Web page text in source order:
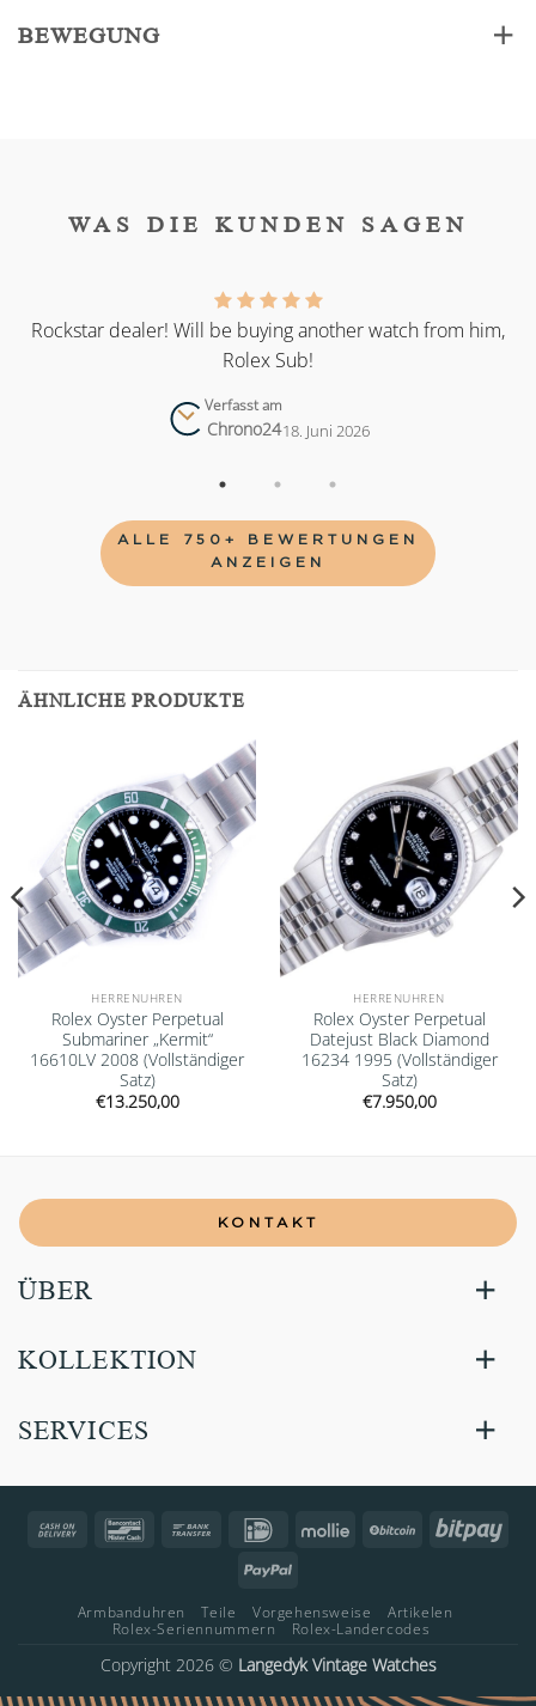
BEWEGUNG
WAS DIE KUNDEN SAGEN
Rockstar dealer! Will be buying another watch from him,
Rolex Sub!
Verfasst am
Chrono2418. Juni 2026
ALLE 750+ BEWERTUNGEN
ANZEIGEN
ÄHNLICHE PRODUKTE
Add to
wishlist
HERRENUHREN
Rolex Oyster Perpetual
Submariner „Kermit“
16610LV 2008 (Vollständiger
Satz)
€13.250,00
Add to
wishlist
HERRENUHREN
Rolex Oyster Perpetual
Datejust Black Diamond
16234 1995 (Vollständiger
Satz)
€7.950,00
KONTAKT
ÜBER
KOLLEKTION
SERVICES
Cash
Bancontact Bank
IDeal Mollie BitCoin
PayPal
Armbanduhren Teile Vorgehensweise
Artikelen
Rolex-Seriennummern
Rolex-Landercodes
Copyright 2026 © Langedyk Vintage Watches